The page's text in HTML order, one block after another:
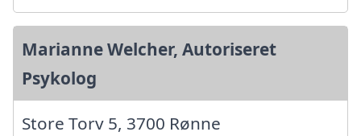
Marianne Welcher, Autoriseret
Psykolog
Store Torv 5, 3700 Rønne